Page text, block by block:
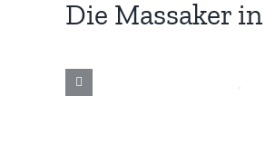
Die Massaker